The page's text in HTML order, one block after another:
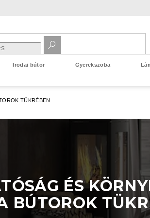
Irodai bútor Gyerekszoba
TÜKRÉBEN
ÉS
BÚTOROK